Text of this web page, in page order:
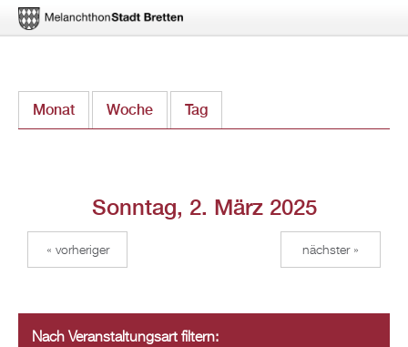
zum
Monat Woche Tag
Sonntag, 2. März 2025
« vorheriger nächster »
Nach Veranstaltungsart filtern: